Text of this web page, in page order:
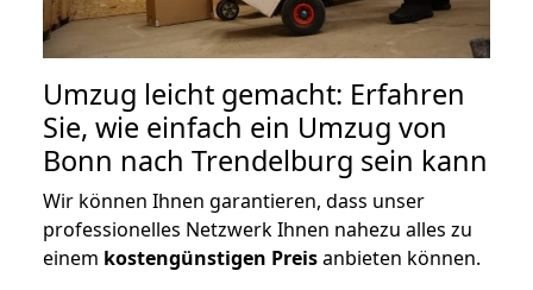
Umzug leicht gemacht: Erfahren
Sie, wie einfach ein Umzug von
Bonn nach Trendelburg sein kann
Wir können Ihnen garantieren, dass unser
professionelles Netzwerk Ihnen nahezu alles zu
einem kostengünstigen Preisanbieten können.